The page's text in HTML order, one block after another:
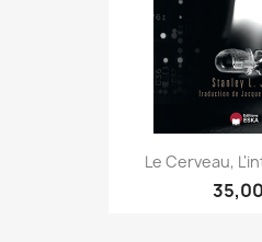
Le Cerveau,